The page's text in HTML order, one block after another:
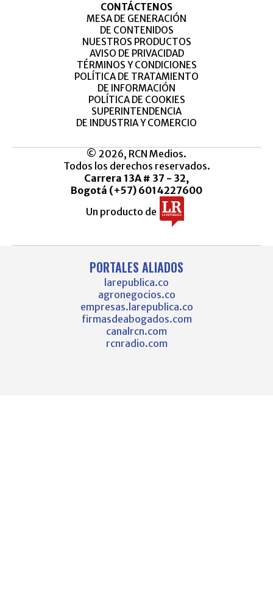
CONTÁCTENOS
MESA DE GENERACIÓN
DE CONTENIDOS
NUESTROS PRODUCTOS
AVISO DE PRIVACIDAD
TÉRMINOS Y CONDICIONES
POLÍTICA DE TRATAMIENTO
DE INFORMACIÓN
POLÍTICA DE COOKIES
SUPERINTENDENCIA
DE INDUSTRIA Y COMERCIO
© 2026, RCN Medios.
Todos los derechos reservados.
Carrera 13A # 37 - 32,
Bogotá (+57) 6014227600
Un producto de
PORTALES ALIADOS
larepublica.co
agronegocios.co
empresas.larepublica.co
firmasdeabogados.com
canalrcn.com
rcnradio.com